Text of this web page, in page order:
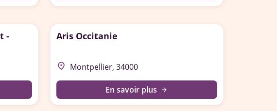
-
Aris Occitanie
place Montpellier, 34000
En savoir plus arrow_forward